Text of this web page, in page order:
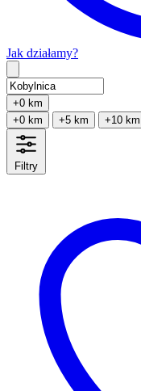
Jak działamy?
+0 km
+0 km
+5 km +10 km
Filtry